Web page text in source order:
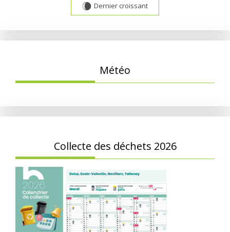
W Dernier croissant
Météo
Collecte des déchets 2026